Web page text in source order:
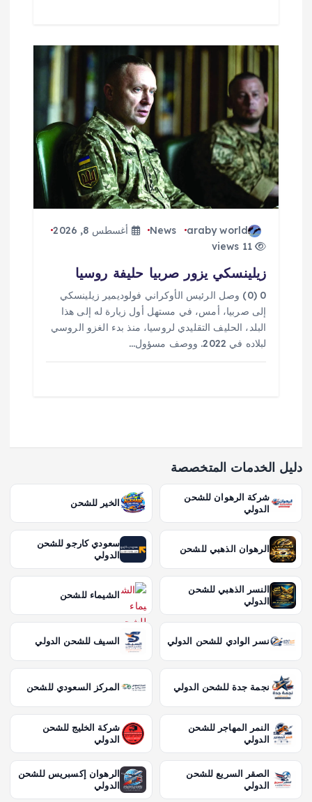
araby world
News
أغسطس 8, 2026
11 views
زيلينسكي يزور صربيا حليفة روسيا
0 (0) وصل الرئيس الأوكراني فولوديمير زيلينسكي
إلى صربيا، أمس، في مستهل أول زيارة له إلى هذا
البلد، الحليف التقليدي لروسيا، منذ بدء الغزو الروسي
لبلاده في 2022. ووصف مسؤول…
دليل الخدمات المتخصصة
شركة الرهوان للشحن
الدولي
الخير للشحن
الرهوان الذهبي للشحن
سعودي كارجو للشحن
الدولي
النسر الذهبي للشحن
الدولي
الشيماء للشحن
نسر الوادي للشحن الدولي السيف للشحن الدولي
نجمة جدة للشحن الدولي المركز السعودي للشحن
النمر المهاجر للشحن
الدولي
شركة الخليج للشحن
الدولي
الصقر السريع للشحن
الدولي
الرهوان إكسبريس للشحن
الدولي